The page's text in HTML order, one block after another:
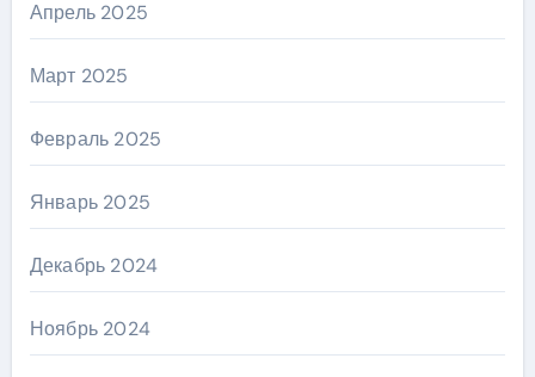
Апрель 2025
Март 2025
Февраль 2025
Январь 2025
Декабрь 2024
Ноябрь 2024